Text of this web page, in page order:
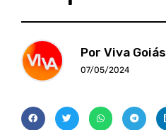
Por Viva Goiás
07/05/2024